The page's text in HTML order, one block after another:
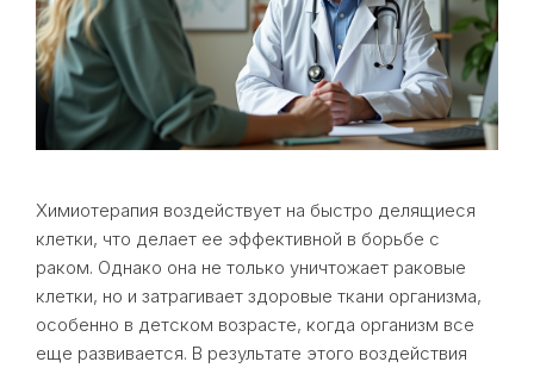
Химиотерапия воздействует на быстро делящиеся
клетки, что делает ее эффективной в борьбе с
раком. Однако она не только уничтожает раковые
клетки, но и затрагивает здоровые ткани организма,
особенно в детском возрасте, когда организм все
еще развивается. В результате этого воздействия